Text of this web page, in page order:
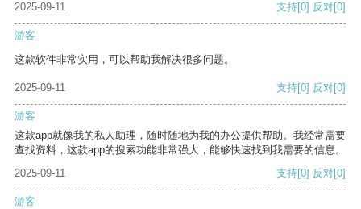
2025-09-11
支持[0] 反对[0]
游客
这款软件非常实用，可以帮助我解决很多问题。
2025-09-11 支持[0] 反对[0]
游客
这款app就像我的私人助理，随时随地为我的办公提供帮助。我经常需要
查找资料，这款app的搜索功能非常强大，能够快速找到我需要的信息。
2025-09-11
支持[0] 反对[0]
游客